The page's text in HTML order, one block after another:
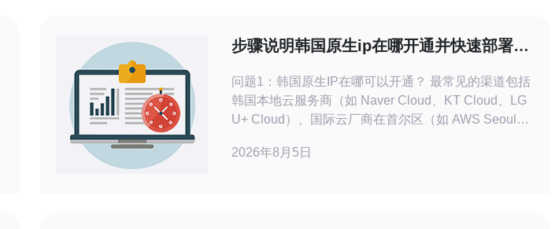
步骤说明韩国原生ip在哪开通并快速部署到
问题1：韩国原生IP在哪可以开通？ 最常见的渠道包括
韩国本地云服务商（如 Naver Cloud、KT Cloud、LG
U+ Cloud）、国际云厂商在首尔区（如 AWS Seoul、
需要真实韩国出口路由的场景，可以选择韩国本地电
2026年8月5日